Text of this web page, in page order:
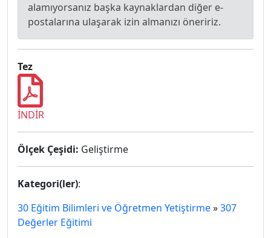
alamıyorsanız başka kaynaklardan diğer e-
postalarına ulaşarak izin almanızı öneririz.
Tez
İNDİR
Ölçek Çeşidi: Geliştirme
Kategori(ler):
30 Eğitim Bilimleri ve Öğretmen Yetiştirme»307
Değerler Eğitimi